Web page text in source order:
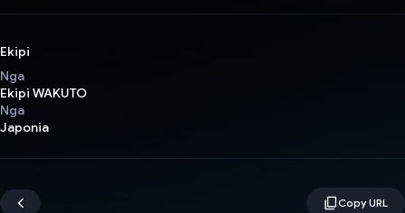
Ekipi
Nga
Ekipi WAKUTO
Nga
Japonia